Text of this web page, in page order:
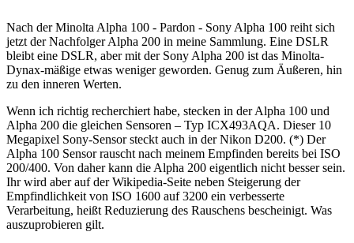
Nach der Minolta Alpha 100 - Pardon - Sony Alpha 100 reiht sich
jetzt der Nachfolger Alpha 200 in meine Sammlung. Eine DSLR
bleibt eine DSLR, aber mit der Sony Alpha 200 ist das Minolta-
Dynax-mäßige etwas weniger geworden. Genug zum Äußeren, hin
zu den inneren Werten.
Wenn ich richtig recherchiert habe, stecken in der Alpha 100 und
Alpha 200 die gleichen Sensoren – Typ ICX493AQA. Dieser 10
Megapixel Sony-Sensor steckt auch in der Nikon D200. (*) Der
Alpha 100 Sensor rauscht nach meinem Empfinden bereits bei ISO
200/400. Von daher kann die Alpha 200 eigentlich nicht besser sein.
Ihr wird aber auf der Wikipedia-Seite neben Steigerung der
Empfindlichkeit von ISO 1600 auf 3200 ein verbesserte
Verarbeitung, heißt Reduzierung des Rauschens bescheinigt. Was
auszuprobieren gilt.